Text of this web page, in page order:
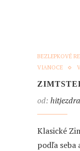
BEZLEPKOVÉ
VIANOCE
od:
Klasické
podľa seba